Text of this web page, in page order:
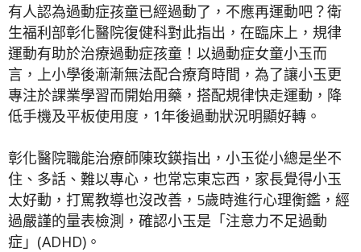
有人認為過動症孩童已經過動了，不應再運動吧？衛
生福利部彰化醫院復健科對此指出，在臨床上，規律
運動有助於治療過動症孩童！以過動症女童小玉而
言，上小學後漸漸無法配合療育時間，為了讓小玉更
專注於課業學習而開始用藥，搭配規律快走運動，降
低手機及平板使用度，1年後過動狀況明顯好轉。
彰化醫院職能治療師陳玫鍈指出，小玉從小總是坐不
住、多話、難以專心，也常忘東忘西，家長覺得小玉
太好動，打罵教導也沒改善，5歲時進行心理衡鑑，經
過嚴謹的量表檢測，確認小玉是「注意力不足過動
症」(ADHD)。